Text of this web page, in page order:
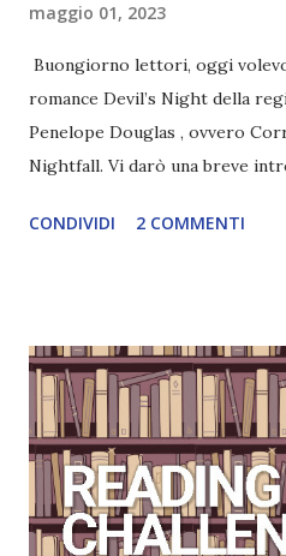
maggio 01, 2023
Buongiorno lettori, oggi
romance Devil’s Night della
Penelope Douglas , ovvero
Nightfall. Vi darò una breve
e anche un breve commento
grande (Devil's Night 1#)
Pagine: 448 Editore: Newton
Pubblicazione: 10 Gennaio
Trama: “Si chiama Michael
mio ragazzo ed è come quei
coprendoti gli occhi. È
CONDIVIDI 2 COMMENTI